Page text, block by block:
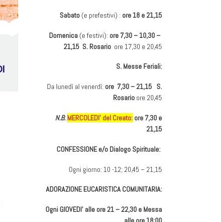
Sabato (e prefestivi) : ore 18 e 21,15
Domenica (e festivi): ore 7,30 – 10,30 –
21,15 S. Rosario ore 17,30 e 20,45
S. Messe Feriali:
Da lunedì al venerdì: ore 7,30 – 21,15 S.
Rosario ore 20,45
N.B. MERCOLEDI’ del Creato: ore 7,30 e
21,15
CONFESSIONE e/o Dialogo Spirituale:
Ogni giorno: 10 -12; 20,45 – 21,15
ADORAZIONE EUCARISTICA COMUNITARIA:
Ogni GIOVEDI’ alle ore 21 – 22,30 e Messa